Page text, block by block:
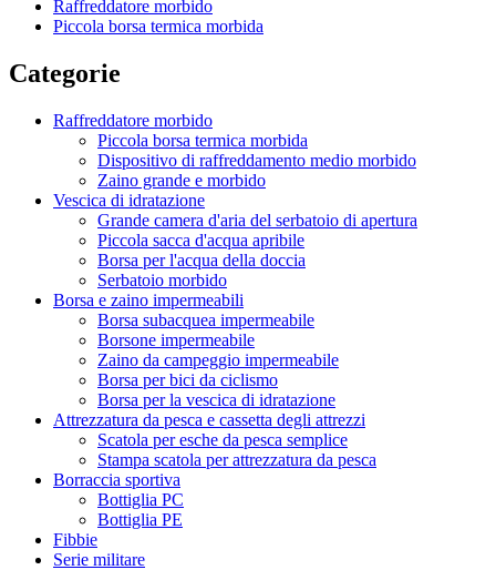
Raffreddatore morbido
Piccola borsa termica morbida
Categorie
Raffreddatore morbido
Piccola borsa termica morbida
Dispositivo di raffreddamento medio morbido
Zaino grande e morbido
Vescica di idratazione
Grande camera d'aria del serbatoio di apertura
Piccola sacca d'acqua apribile
Borsa per l'acqua della doccia
Serbatoio morbido
Borsa e zaino impermeabili
Borsa subacquea impermeabile
Borsone impermeabile
Zaino da campeggio impermeabile
Borsa per bici da ciclismo
Borsa per la vescica di idratazione
Attrezzatura da pesca e cassetta degli attrezzi
Scatola per esche da pesca semplice
Stampa scatola per attrezzatura da pesca
Borraccia sportiva
Bottiglia PC
Bottiglia PE
Fibbie
Serie militare